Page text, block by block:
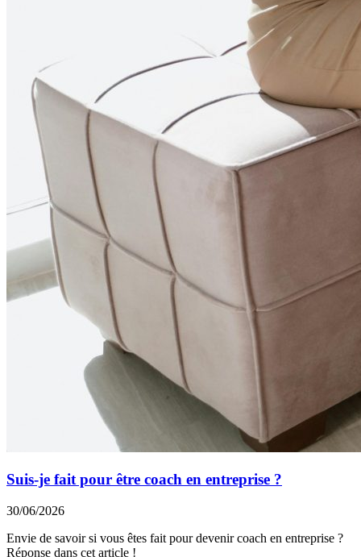
Suis-je fait pour être coach en entreprise ?
30/06/2026
Envie de savoir si vous êtes fait pour devenir coach en entreprise ?
Réponse dans cet article !